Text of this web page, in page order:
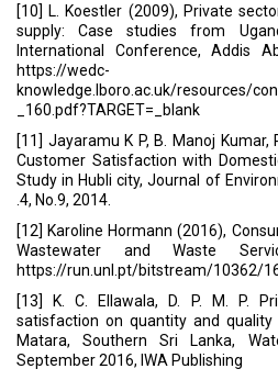
[10] L. Koestler (2009), Private
supply: Case studies from
International Conference, Addis
https://wedc-
knowledge.lboro.ac.uk/resources/
_160.pdf?TARGET=_blank
[11] Jayaramu K P, B. Manoj Kumar,
Customer Satisfaction with
Study in Hubli city, Journal of
.4, No.9, 2014.
[12] Karoline Hormann (2016),
Wastewater and Waste
https://run.unl.pt/bitstream/10362/
[13] K. C. Ellawala, D. P. M. P.
satisfaction on quantity and
Matara, Southern Sri Lanka,
September 2016, IWA Publishing